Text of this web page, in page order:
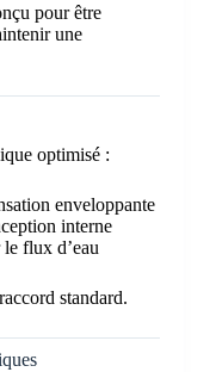
pour être
une
optimisé :
enveloppante
interne
flux d’eau
standard.